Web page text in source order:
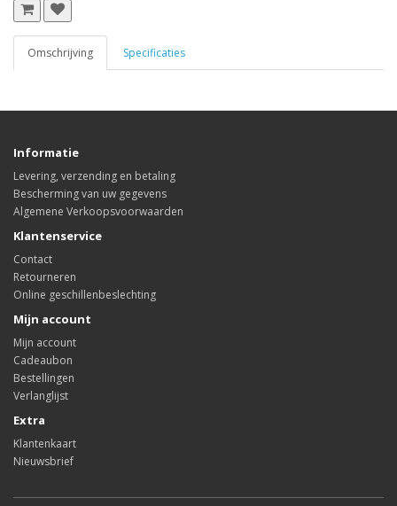
Omschrijving Specificaties
Informatie
Levering, verzending en betaling
Bescherming van uw gegevens
Algemene Verkoopsvoorwaarden
Klantenservice
Contact
Retourneren
Online geschillenbeslechting
Mijn account
Mijn account
Cadeaubon
Bestellingen
Verlanglijst
Extra
Klantenkaart
Nieuwsbrief